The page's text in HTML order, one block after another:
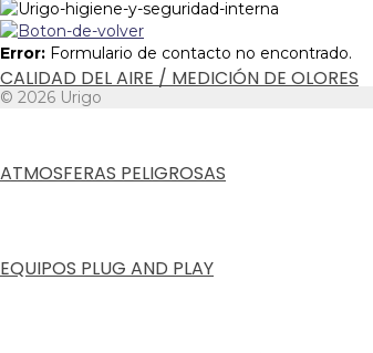
CALIDAD DEL AIRE / MEDICIÓN DE OLORES
ATMOSFERAS PELIGROSAS
EQUIPOS PLUG AND PLAY
Error: Formulario de contacto no encontrado.
© 2026 Urigo